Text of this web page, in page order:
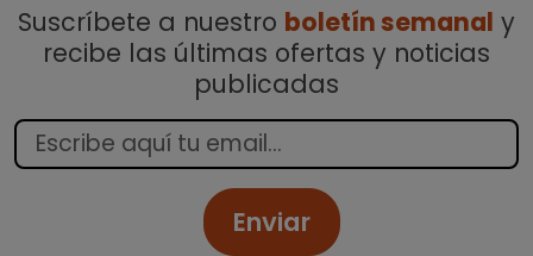
Suscríbete a nuestro boletín semanal y
recibe las últimas ofertas y noticias
publicadas
Enviar